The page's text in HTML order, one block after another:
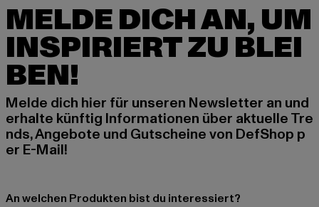
MELDE DICH AN, UM
INSPIRIERT ZU BLEI
BEN!
Melde dich hier für unseren Newsletter an und
erhalte künftig Informationen über aktuelle Tre
nds, Angebote und Gutscheine von DefShop p
er E-Mail!
An welchen Produkten bist du interessiert?